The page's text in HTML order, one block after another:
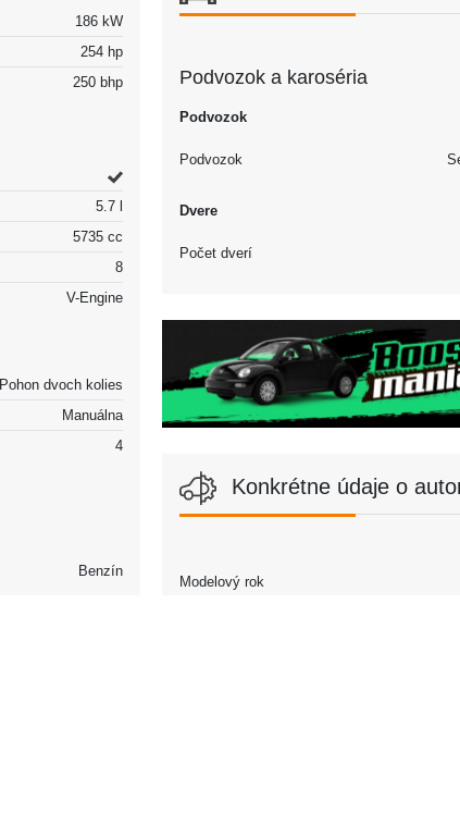
186 kW
254 hp
250 bhp
5.7 l
5735 cc
8
V-Engine
Pohon dvoch kolies
Manuálna
4
Benzín
Podvozok a karoséria
Podvozok
Podvozok
Dvere
Počet dverí
Konkrétne údaje o
Modelový rok